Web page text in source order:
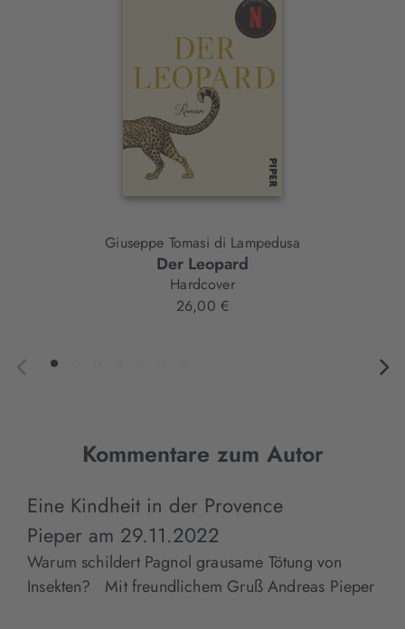
Giuseppe Tomasi di Lampedusa
Der Leopard
Hardcover
26,00 €
Kommentare zum Autor
Eine Kindheit in der Provence
Pieper am 29.11.2022
Warum schildert Pagnol grausame Tötung von
Insekten? Mit freundlichem Gruß Andreas Pieper